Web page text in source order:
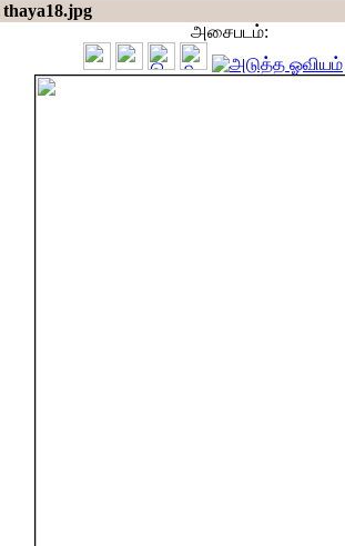
thaya18.jpg
அசைபடம்: